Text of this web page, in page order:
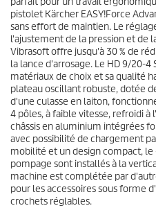
v
i
s
pistolet Kärcher EASY!Force
sans effort de maintien. Le
l'ajustement de la pression et de
Vibrasoft offre jusqu'à 30 % de
la lance d'arrosage. Le HD 9/20-4
matériaux de choix et sa qualité
plateau oscillant robuste, dotée
d'une culasse en laiton,
4 pôles, à faible vitesse, refroidi à
châssis en aluminium intégrées
avec possibilité de chargement
mobilité et un design compact,
pompage sont installés à la
machine est complétée par
pour les accessoires sous forme
crochets réglables.